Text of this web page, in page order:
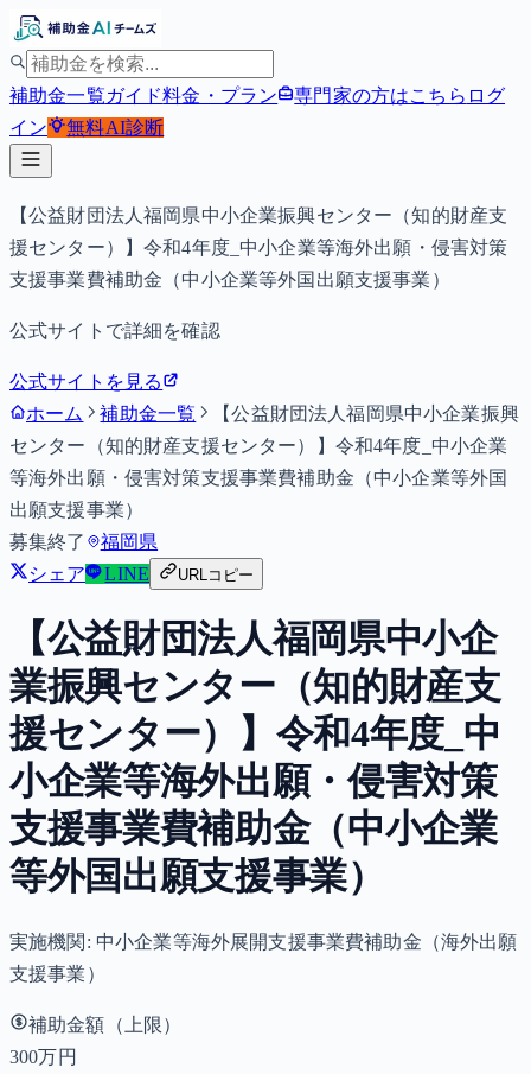
補助金一覧ガイド料金・プラン 専門家の方はこちら ログ
イン
無料AI診断
【公益財団法人福岡県中小企業振興センター（知的財産支
援センター）】令和4年度_中小企業等海外出願・侵害対策
支援事業費補助金（中小企業等外国出願支援事業）
公式サイトで詳細を確認
公式サイトを見る
ホーム
補助金一覧
【公益財団法人福岡県中小企業振興
センター（知的財産支援センター）】令和4年度_中小企業
等海外出願・侵害対策支援事業費補助金（中小企業等外国
出願支援事業）
募集終了
福岡県
シェア
LINE URLコピー
【公益財団法人福岡県中小企
業振興センター（知的財産支
援センター）】令和4年度_中
小企業等海外出願・侵害対策
支援事業費補助金（中小企業
等外国出願支援事業）
実施機関: 中小企業等海外展開支援事業費補助金（海外出願
支援事業）
補助金額（上限）
300万円